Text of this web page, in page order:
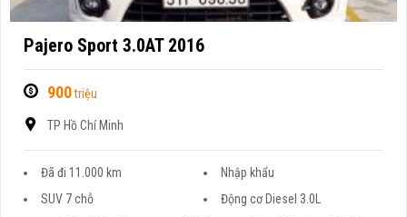
Pajero Sport 3.0AT 2016
900triệu
TP Hồ Chí Minh
Đã đi 11.000 km
Nhập khẩu
SUV 7 chỗ
Động cơ Diesel 3.0L